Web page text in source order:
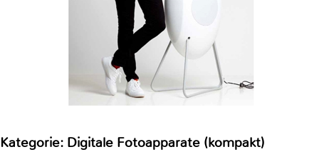
Kategorie: Digitale Fotoapparate (kompakt)